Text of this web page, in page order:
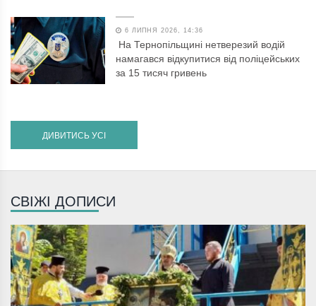
6 ЛИПНЯ 2026, 14:36
На Тернопільщині нетверезий водій
намагався відкупитися від поліцейських
за 15 тисяч гривень
ДИВИТИСЬ УСІ
СВІЖІ ДОПИСИ